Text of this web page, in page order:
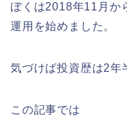
ぼくは2018年11月か
運用を始めました。
気づけば投資歴は2年
この記事では